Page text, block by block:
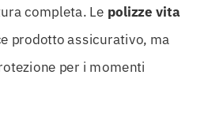
completa. Le polizze vita
prodotto assicurativo, ma
per i momenti